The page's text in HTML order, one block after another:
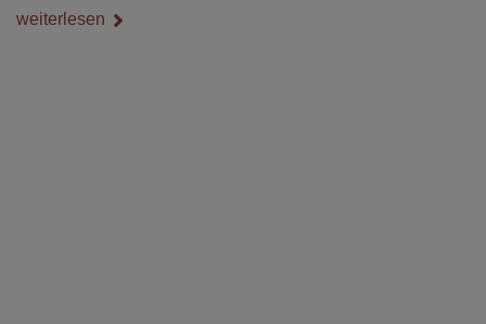
zusammenpassen, damit der Tag gut organisiert ist und trotzdem
weiterlesen